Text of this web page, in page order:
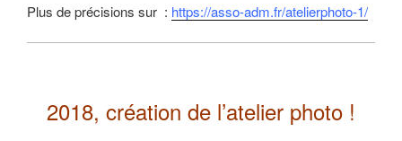
Plus de précisions sur : https://asso-adm.fr/atelierphoto-1/
2018, création de l’atelier photo !